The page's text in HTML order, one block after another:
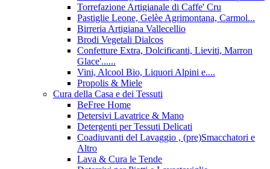
Torrefazione Artigianale di Caffe' Cru
Pastiglie Leone, Gelèe Agrimontana, Carmol...
Birreria Artigiana Vallecellio
Brodi Vegetali Dialcos
Confetture Extra, Dolcificanti, Lieviti, Marron
Glace'......
Vini, Alcool Bio, Liquori Alpini e....
Propolis & Miele
Cura della Casa e dei Tessuti
BeFree Home
Detersivi Lavatrice & Mano
Detergenti per Tessuti Delicati
Coadiuvanti del Lavaggio , (pre)Smacchatori e
Altro
Lava & Cura le Tende